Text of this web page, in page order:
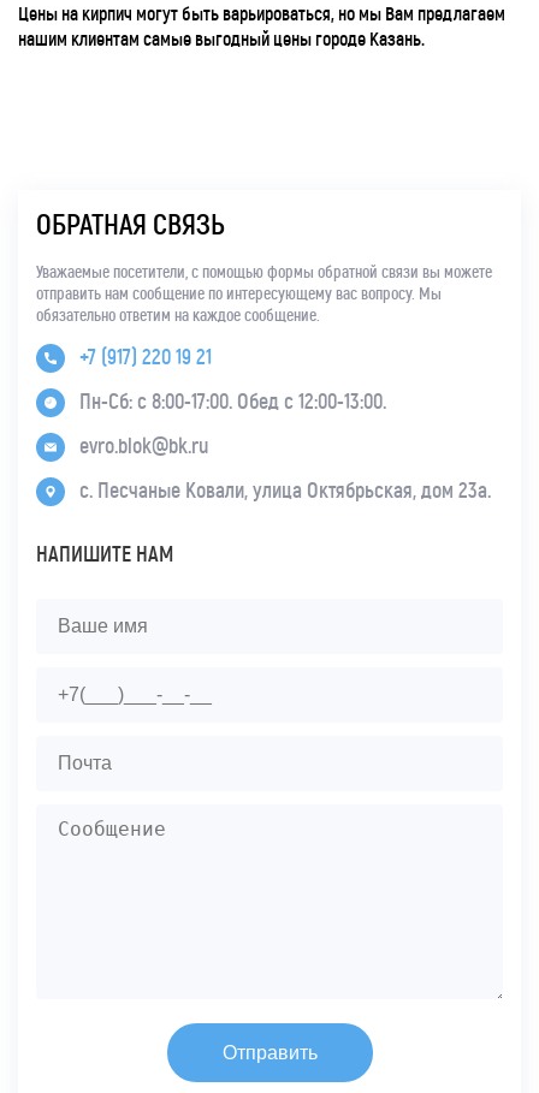
Цены на кирпич могут быть варьироваться, но мы Вам предлагаем
нашим клиентам самые выгодный цены городе Казань.
ОБРАТНАЯ СВЯЗЬ
Уважаемые посетители, с помощью формы обратной связи вы можете
отправить нам сообщение по интересующему вас вопросу. Мы
обязательно ответим на каждое сообщение.
+7 (917) 220 19 21
Пн-Сб: с 8:00-17:00. Обед с 12:00-13:00.
evro.blok@bk.ru
с. Песчаные Ковали, улица Октябрьская, дом 23а.
НАПИШИТЕ НАМ
Отправить